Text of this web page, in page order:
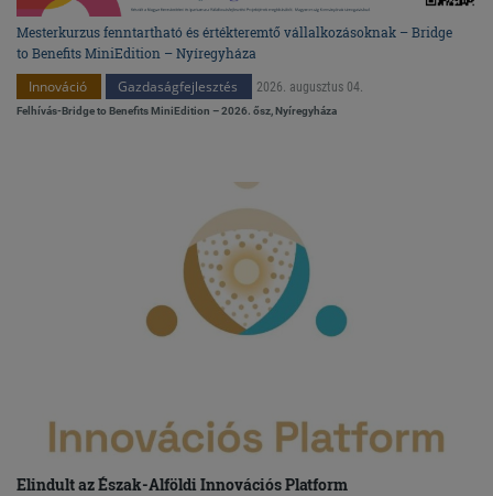
Mesterkurzus fenntartható és értékteremtő vállalkozásoknak – Bridge
to Benefits MiniEdition – Nyíregyháza
Innováció Gazdaságfejlesztés 2026. augusztus 04.
Felhívás-Bridge to Benefits MiniEdition – 2026. ősz, Nyíregyháza
Elindult az Észak-Alföldi Innovációs Platform